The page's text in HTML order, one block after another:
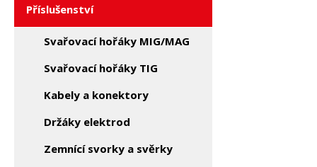
Příslušenství
Svařovací hořáky MIG/MAG
Svařovací hořáky TIG
Kabely a konektory
Držáky elektrod
Zemnící svorky a svěrky